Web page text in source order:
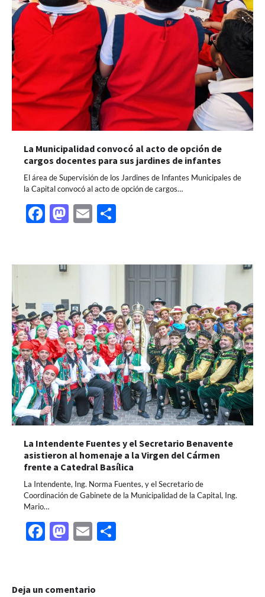
La Municipalidad convocó al acto de opción de
cargos docentes para sus jardines de infantes
El área de Supervisión de los Jardines de Infantes Municipales de
la Capital convocó al acto de opción de cargos…
Facebook
Mastodon
Email
La Intendente Fuentes y el Secretario Benavente
asistieron al homenaje a la Virgen del Cármen
frente a Catedral Basílica
La Intendente, Ing. Norma Fuentes, y el Secretario de
Coordinación de Gabinete de la Municipalidad de la Capital, Ing.
Mario…
Facebook
Mastodon
Email
Deja un comentario